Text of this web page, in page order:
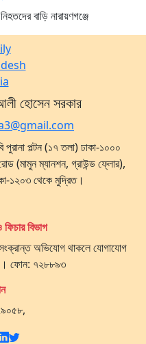
বাড়ি নারায়ণগঞ্জে
হোসেন সরকার
পুরানা পল্টন (১৭ তলা) ঢাকা-১০০০
(মামুন ম্যানশন, গ্রাউন্ড ফ্লোর),
১২০৩ থেকে মুদ্রিত।
ফিচার বিভাগ
অভিযোগ থাকলে যোগাযোগ
ফোন: ৭২৮৮৯৩